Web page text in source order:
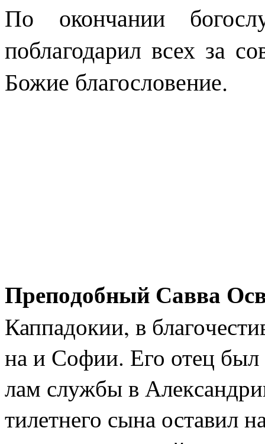
По окончании
поблагодарил всех за
Божие благословение.
Пре­по­доб­ный Сав­ва
Кап­па­до­кии, в
на и Со­фии. Его отец
лам служ­бы в
ти­лет­не­го сы­на оста­вил